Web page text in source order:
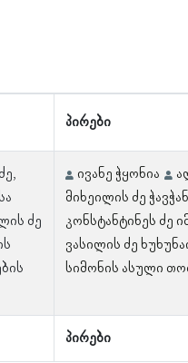
პირები
პირები
ძე
ივანე ჭყონია
მიხეილის ძე
კონსტანტინეს ძე
ვასილის ძე
სიმონის ასული